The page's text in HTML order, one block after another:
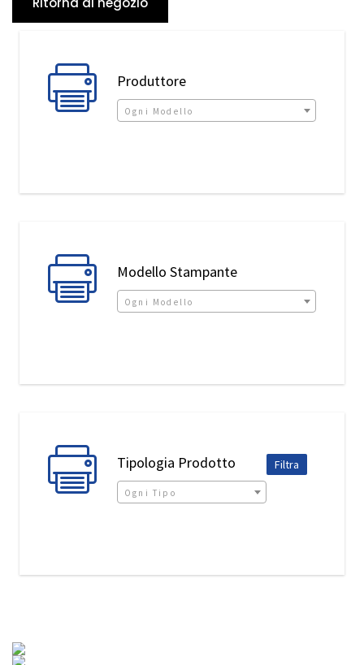
IL MIO ACCOUNT
Produttore
Ogni Modello
Modello Stampante
Ogni Modello
Tipologia Prodotto
Ogni Tipo